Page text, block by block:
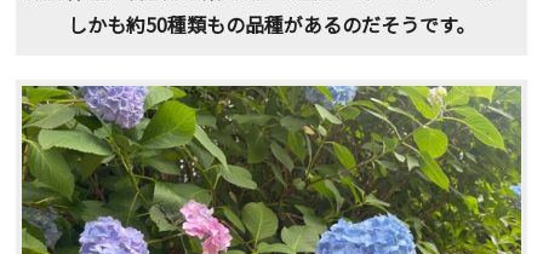
しかも約50種類もの品種があるのだそうです。